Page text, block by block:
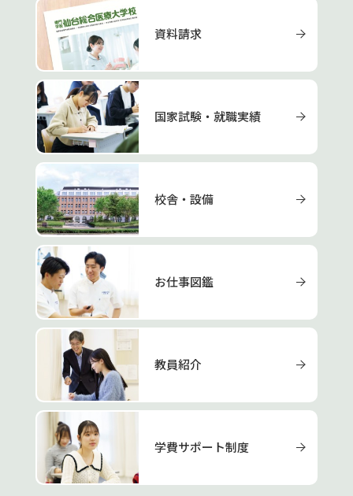
資料請求
国家試験・就職実績
校舎・設備
お仕事図鑑
教員紹介
学費サポート制度